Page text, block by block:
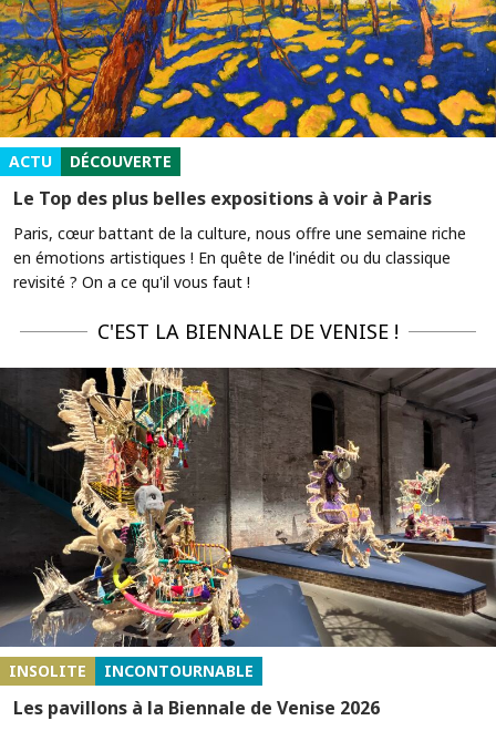
ACTU DÉCOUVERTE
Le Top des plus belles expositions à voir à Paris
Paris, cœur battant de la culture, nous offre une semaine riche
en émotions artistiques ! En quête de l'inédit ou du classique
revisité ? On a ce qu'il vous faut !
C'EST LA BIENNALE DE VENISE !
INSOLITE INCONTOURNABLE
Les pavillons à la Biennale de Venise 2026